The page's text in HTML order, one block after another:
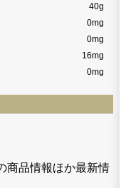
40g
0mg
0mg
16mg
0mg
商品情報ほか最新情